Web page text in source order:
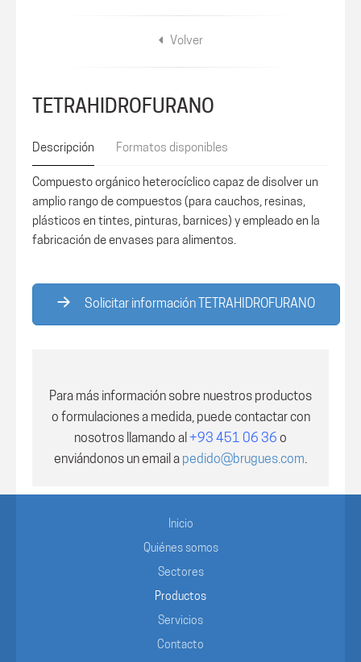
Volver
TETRAHIDROFURANO
Descripción Formatos disponibles
Compuesto orgánico heterocíclico capaz de disolver un
amplio rango de compuestos (para cauchos, resinas,
plásticos en tintes, pinturas, barnices) y empleado en la
fabricación de envases para alimentos.
Solicitar información TETRAHIDROFURANO
Para más información sobre nuestros productos
o formulaciones a medida, puede contactar con
nosotros llamando al +93 451 06 36 o
enviándonos un email a pedido@brugues.com.
Inicio
Quiénes somos
Sectores
Productos
Servicios
Contacto